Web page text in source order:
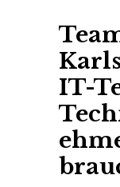
IT-